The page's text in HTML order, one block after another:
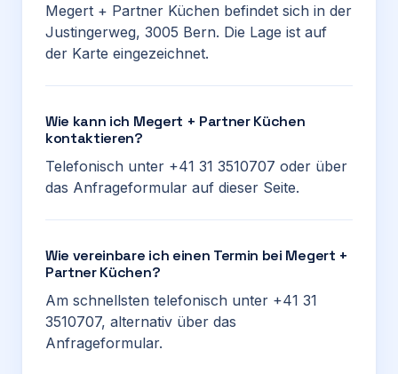
Megert + Partner Küchen befindet sich in der
Justingerweg, 3005 Bern. Die Lage ist auf
der Karte eingezeichnet.
Wie kann ich Megert + Partner Küchen
kontaktieren?
Telefonisch unter +41 31 3510707 oder über
das Anfrageformular auf dieser Seite.
Wie vereinbare ich einen Termin bei Megert +
Partner Küchen?
Am schnellsten telefonisch unter +41 31
3510707, alternativ über das
Anfrageformular.